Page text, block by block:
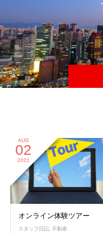
AUG
02
2021
オンライン体験ツアー
スタッフ日記, 不動産